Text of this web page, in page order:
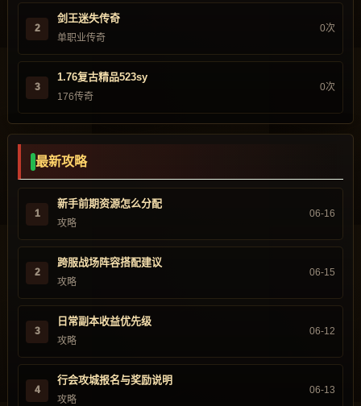
2
剑王迷失传奇
单职业传奇
0次
3
1.76复古精品523sy
176传奇
0次
最新攻略
1
新手前期资源怎么分配
攻略
06-16
2
跨服战场阵容搭配建议
攻略
06-15
3
日常副本收益优先级
攻略
06-12
4
行会攻城报名与奖励说明
攻略
06-13